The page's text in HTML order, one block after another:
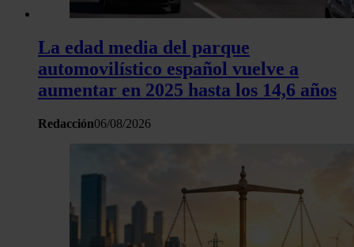
La edad media del parque
automovilístico español vuelve a
aumentar en 2025 hasta los 14,6 años
Redacción06/08/2026